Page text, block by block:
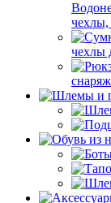
чехлы